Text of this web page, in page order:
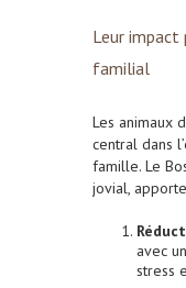
Leur
familial
Les animaux
central dans
famille. Le
jovial,
avec
stress